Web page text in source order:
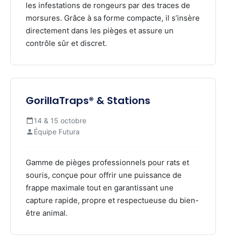
les infestations de rongeurs par des traces de
morsures. Grâce à sa forme compacte, il s’insère
directement dans les pièges et assure un
contrôle sûr et discret.
GorillaTraps® & Stations
14 & 15 octobre
Équipe Futura
Gamme de pièges professionnels pour rats et
souris, conçue pour offrir une puissance de
frappe maximale tout en garantissant une
capture rapide, propre et respectueuse du bien-
être animal.